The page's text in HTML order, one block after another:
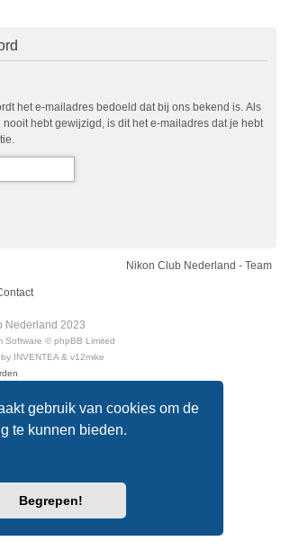
gebruik van cookies om de
te kunnen bieden.
Begrepen!
het e-mailadres bedoeld dat bij ons bekend is. Als
hebt gewijzigd, is dit het e-mailadres dat je hebt
Nikon Club Nederland - Team
Nederland 2023
Software © phpBB Limited
INVENTEA & v12mike